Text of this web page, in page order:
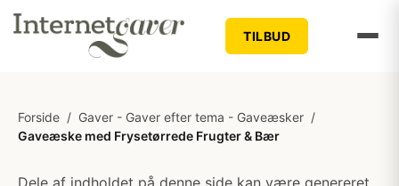
TILBUD
Forside / Gaver - Gaver efter tema - Gaveæsker /
Gaveæske med Frysetørrede Frugter & Bær
Dele af indholdet på denne side kan være genereret